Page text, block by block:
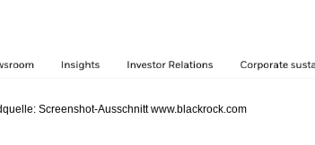
Screenshot-Ausschnitt www.blackrock.com